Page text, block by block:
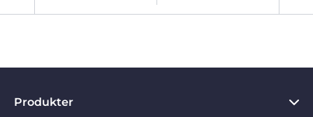
Produkter